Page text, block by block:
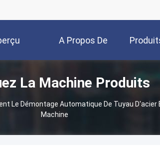
A Propos De
Nous
La Machine Produits
Le Démontage Automatique De Tuyau D'acier
Machine